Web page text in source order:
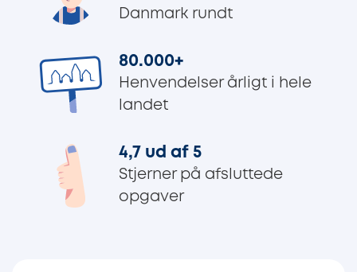
Danmark rundt
80.000+
Henvendelser årligt i hele
landet
4,7 ud af 5
Stjerner på afsluttede
opgaver